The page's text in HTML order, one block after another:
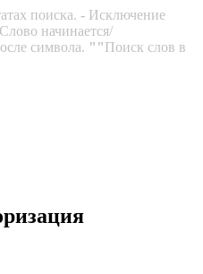
поиска. - Исключение
Слово начинается/
символа. ""Поиск слов в